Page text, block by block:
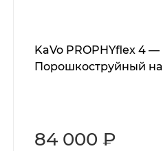
KaVo PROPHYflex 4 —
Порошкоструйный
84 000 ₽